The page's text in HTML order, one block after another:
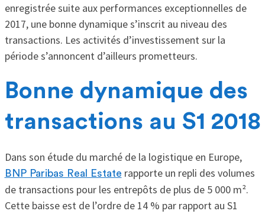
enregistrée suite aux performances exceptionnelles de
2017, une bonne dynamique s’inscrit au niveau des
transactions. Les activités d’investissement sur la
période s’annoncent d’ailleurs prometteurs.
Bonne dynamique des
transactions au S1 2018
Dans son étude du marché de la logistique en Europe,
BNP Paribas Real Estate rapporte un repli des volumes
de transactions pour les entrepôts de plus de 5 000 m².
Cette baisse est de l’ordre de 14 % par rapport au S1